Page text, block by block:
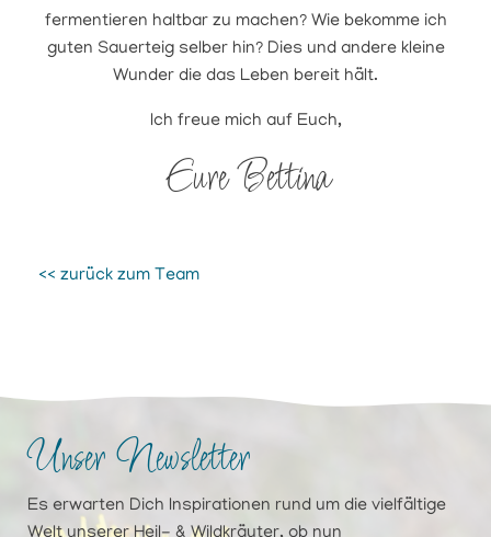
fermentieren haltbar zu machen? Wie bekomme ich
guten Sauerteig selber hin? Dies und andere kleine
Wunder die das Leben bereit hält.
Ich freue mich auf Euch,
Eure Bettina
<< zurück zum Team
Unser Newsletter
Es erwarten Dich Inspirationen rund um die vielfältige